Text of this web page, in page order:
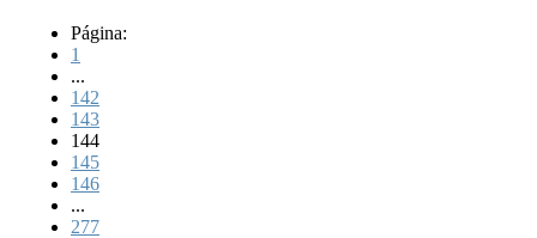
Página:
1
...
142
143
144
145
146
...
277